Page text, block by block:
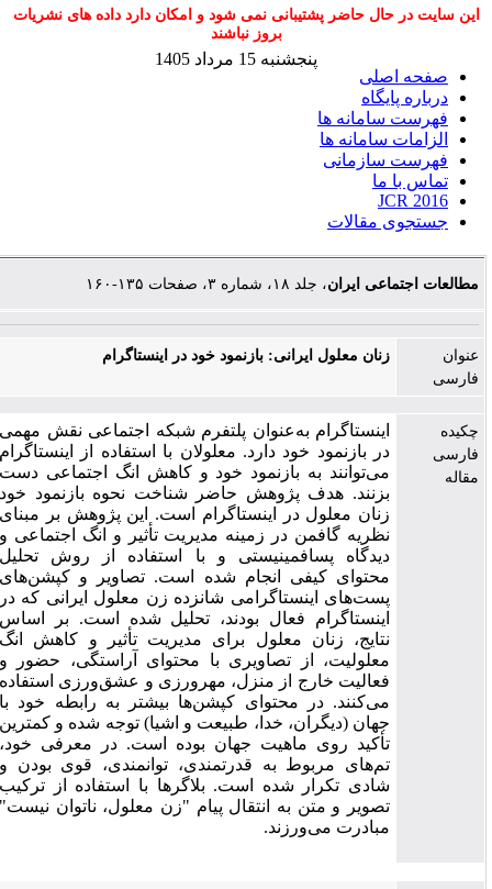
این سایت در حال حاضر پشتیبانی نمی شود و امکان دارد داده های نشریات
بروز نباشند
صفحه اصلی
درباره پایگاه
فهرست سامانه ها
الزامات سامانه ها
فهرست سازمانی
تماس با ما
JCR 2016
جستجوی مقالات
پنجشنبه 15 مرداد 1405
مطالعات اجتماعی ایران ، جلد ۱۸، شماره ۳، صفحات ۱۳۵-۱۶۰
عنوان
فارسی
زنان معلول ایرانی: بازنمود خود در اینستاگرام
چکیده
فارسی
مقاله
اینستاگرام به‌عنوان پلتفرم شبکه اجتماعی نقش مهمی
در بازنمود خود دارد. معلولان با استفاده از اینستاگرام
می‌توانند به بازنمود خود و کاهش انگ اجتماعی دست
بزنند. هدف پژوهش حاضر شناخت نحوه بازنمود خود
زنان معلول در اینستاگرام است. این پژوهش بر مبنای
نظریه گافمن در زمینه مدیریت تأثیر و انگ اجتماعی و
دیدگاه پسا‌فمینیستی و با استفاده از روش تحلیل
محتوای کیفی انجام شده است. تصاویر و کپشن‌های
پست‌های اینستاگرامی شانزده زن معلول ایرانی که در
اینستاگرام فعال بودند، تحلیل شده است. بر اساس
نتایج، زنان معلول برای مدیریت تأثیر و کاهش انگ
معلولیت، از تصاویری با محتوای آراستگی، حضور و
فعالیت خارج از منزل، مهرورزی و عشق‌ورزی استفاده
می‌کنند. در محتوای کپشن‌ها بیشتر به رابطه خود با
جهان (دیگران، خدا، طبیعت و اشیا) توجه شده و کمترین
تأکید روی ماهیت جهان بوده است. در معرفی خود،
تم‌های مربوط به قدرتمندی، توانمندی، قوی بودن و
شادی تکرار شده است. بلاگرها با استفاده از ترکیب
تصویر و متن به انتقال پیام "زن معلول، ناتوان نیست"
مبادرت می‌ورزند.